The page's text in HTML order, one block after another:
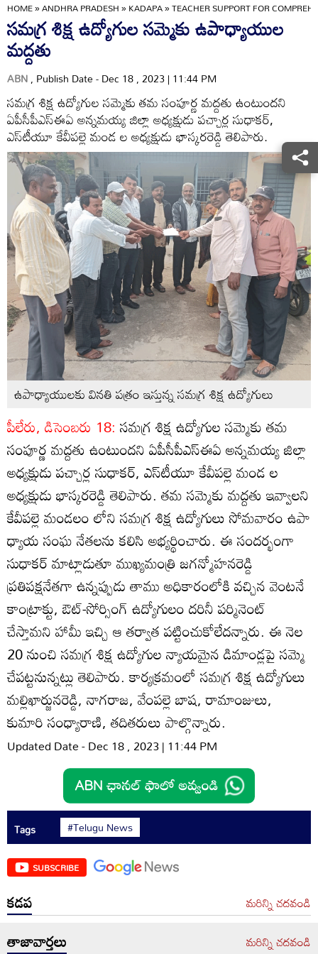
HOME»ANDHRA PRADESH»KADAPA»TEACHER SUPPORT FOR
సమగ్ర శిక్ష ఉద్యోగుల సమ్మెకు ఉపాధ్యాయుల
మద్దతు
ABN, Publish Date - Dec 18 , 2023 | 11:44 PM
సమగ్ర శిక్ష ఉద్యోగుల సమ్మెకు తమ సంపూర్ణ మద్దతు ఉంటుందని
ఏపీసీపీఎస్‌ఈఏ అన్నమయ్య జిల్లా అధ్యక్షుడు పచ్చార్ల సుధాకర్‌,
ఎస్‌టీయూ కేవీపల్లె మండ ల అధ్యక్షుడు భాస్కరరెడ్డి తెలిపారు.
ఉపాధ్యాయులకు వినతి పత్రం ఇస్తున్న సమగ్ర శిక్ష ఉద్యోగులు
పీలేరు, డిసెంబరు 18: సమగ్ర శిక్ష ఉద్యోగుల సమ్మెకు తమ
సంపూర్ణ మద్దతు ఉంటుందని ఏపీసీపీఎస్‌ఈఏ అన్నమయ్య జిల్లా
అధ్యక్షుడు పచ్చార్ల సుధాకర్‌, ఎస్‌టీయూ కేవీపల్లె మండ ల
అధ్యక్షుడు భాస్కరరెడ్డి తెలిపారు. తమ సమ్మెకు మద్దతు ఇవ్వాలని
కేవీపల్లె మండలం లోని సమగ్ర శిక్ష ఉద్యోగులు సోమవారం ఉపా
ధ్యాయ సంఘ నేతలను కలిసి అభ్యర్థించారు. ఈ సందర్భంగా
సుధాకర్‌ మాట్లాడుతూ ముఖ్యమంత్రి జగన్మోహనరెడ్డి
ప్రతిపక్షనేతగా ఉన్నప్పుడు తాము అధికారంలోకి వచ్చిన వెంటనే
కాంట్రాక్టు, ఔట్‌-సోర్సింగ్‌ ఉద్యోగులం దరినీ పర్మినెంట్‌
చేస్తామని హామీ ఇచ్చి ఆ తర్వాత పట్టించుకోలేదన్నారు. ఈ నెల
20 నుంచి సమగ్ర శిక్ష ఉద్యోగుల న్యాయమైన డిమాండ్లపై సమ్మె
చేపట్టనున్నట్లు తెలిపారు. కార్యక్రమంలో సమగ్ర శిక్ష ఉద్యోగులు
మల్లిఖార్జునరెడ్డి, నాగరాజ, వేంపల్లె బాష, రామాంజులు,
కుమారి సంధ్యారాణి, తదితరులు పాల్గొన్నారు.
Updated Date - Dec 18 , 2023 | 11:44 PM
Tags #Telugu News
SUBSCRIBE
కడప మరిన్ని చదవండి
తాజావార్తలు మరిన్ని చదవండి